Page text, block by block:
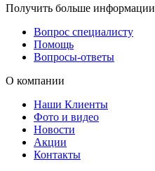
Получить больше информации
Вопрос специалисту
Помощь
Вопросы-ответы
О компании
Наши Клиенты
Фото и видео
Новости
Акции
Контакты